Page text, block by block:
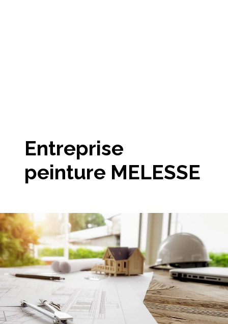
Entreprise
peinture MELESSE